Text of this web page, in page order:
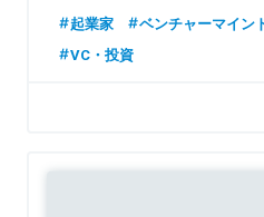
起業家 ベンチャーマイン
VC・投資